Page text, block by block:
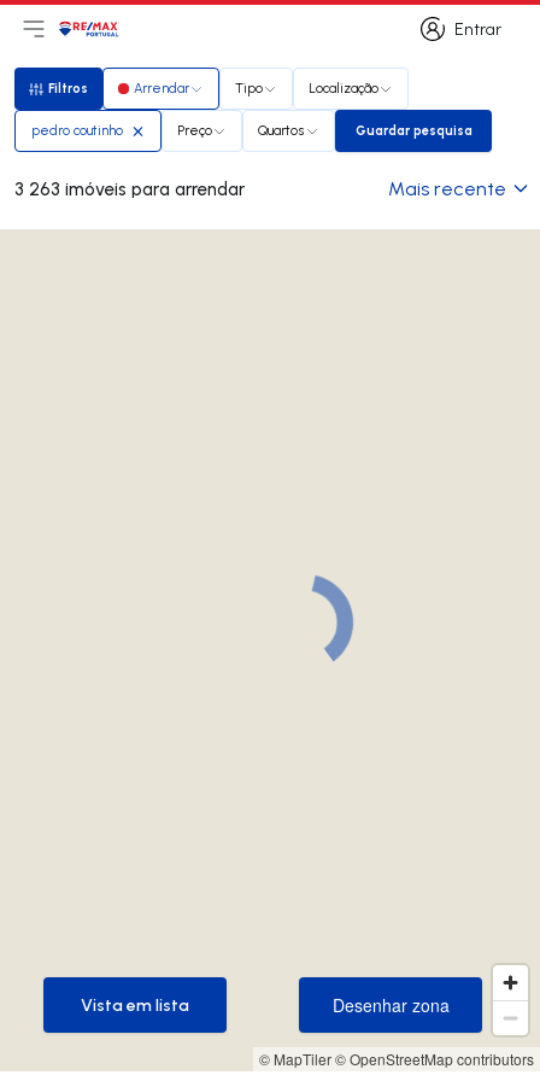
Entrar
Entrar
Abri menu principal
LogoIr para página inicial
Filtros
Filtros Arrendar Tipo Localização
pedro coutinho Preço Quartos Guardar pesquisa
Guardar pesquisa
3 263 imóveis para arrendar Mais recente
© MapTiler© OpenStreetMap contributors
Desenhar zona
Desenhar zona
Vista em lista
Vista em lista